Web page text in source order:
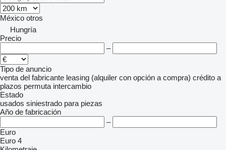
México otros
Hungría
Precio
–
Tipo de anuncio
venta del fabricante leasing (alquiler con opción a compra) crédito a
plazos permuta intercambio
Estado
usados siniestrado para piezas
Año de fabricación
–
Euro
Euro 4